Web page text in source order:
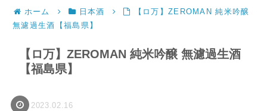
ホーム 日本酒
【ロ万】ZEROMAN 純米吟醸
無濾過生酒【福島県】
【ロ万】ZEROMAN 純米吟醸 無濾過生酒
【福島県】
2023.02.16